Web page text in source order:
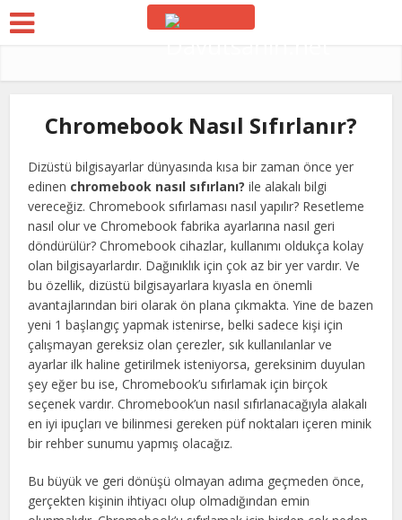
Chromebook Nasıl Sıfırlanır?
Dizüstü bilgisayarlar dünyasında kısa bir zaman önce yer
edinen chromebook nasıl sıfırlanı?ile alakalı bilgi
vereceğiz. Chromebook sıfırlaması nasıl yapılır? Resetleme
nasıl olur ve Chromebook fabrika ayarlarına nasıl geri
döndürülür? Chromebook cihazlar, kullanımı oldukça kolay
olan bilgisayarlardır. Dağınıklık için çok az bir yer vardır. Ve
bu özellik, dizüstü bilgisayarlara kıyasla en önemli
avantajlarından biri olarak ön plana çıkmakta. Yine de bazen
yeni 1 başlangıç yapmak istenirse, belki sadece kişi için
çalışmayan gereksiz olan çerezler, sık kullanılanlar ve
ayarlar ilk haline getirilmek isteniyorsa, gereksinim duyulan
şey eğer bu ise, Chromebook’u sıfırlamak için birçok
seçenek vardır. Chromebook’un nasıl sıfırlanacağıyla alakalı
en iyi ipuçları ve bilinmesi gereken püf noktaları içeren minik
bir rehber sunumu yapmış olacağız.
Bu büyük ve geri dönüşü olmayan adıma geçmeden önce,
gerçekten kişinin ihtiyacı olup olmadığından emin